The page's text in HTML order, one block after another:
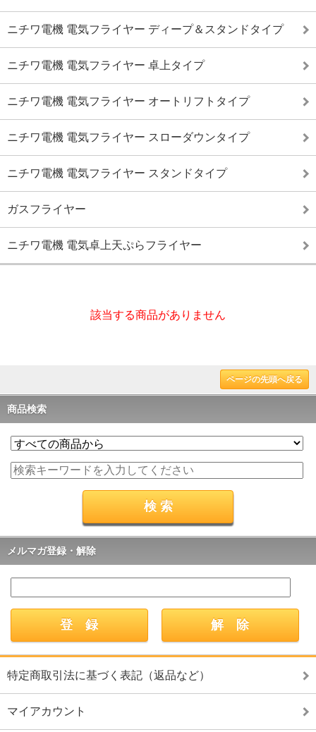
ニチワ電機 電気フライヤー ディープ＆スタンドタイプ
ニチワ電機 電気フライヤー 卓上タイプ
ニチワ電機 電気フライヤー オートリフトタイプ
ニチワ電機 電気フライヤー スローダウンタイプ
ニチワ電機 電気フライヤー スタンドタイプ
ガスフライヤー
ニチワ電機 電気卓上天ぷらフライヤー
該当する商品がありません
ページの先頭へ戻る
商品検索
メルマガ登録・解除
特定商取引法に基づく表記（返品など）
マイアカウント